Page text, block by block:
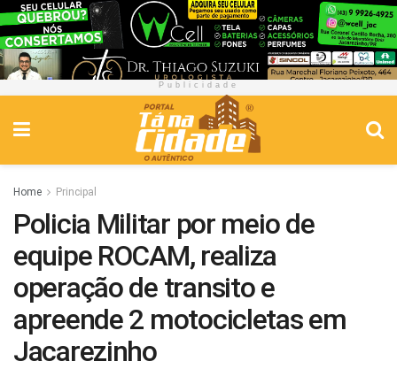
Publicidade
Home Principal
Policia Militar por meio de
equipe ROCAM, realiza
operação de transito e
apreende 2 motocicletas em
Jacarezinho